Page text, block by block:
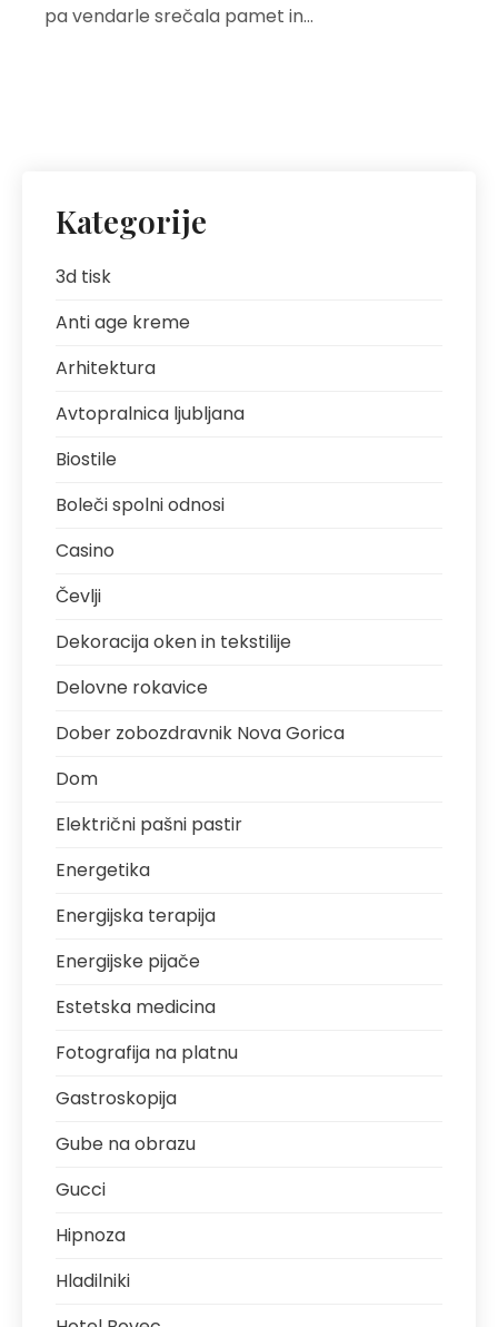
pa vendarle srečala pamet in…
Kategorije
3d tisk
Anti age kreme
Arhitektura
Avtopralnica ljubljana
Biostile
Boleči spolni odnosi
Casino
Čevlji
Dekoracija oken in tekstilije
Delovne rokavice
Dober zobozdravnik Nova Gorica
Dom
Električni pašni pastir
Energetika
Energijska terapija
Energijske pijače
Estetska medicina
Fotografija na platnu
Gastroskopija
Gube na obrazu
Gucci
Hipnoza
Hladilniki